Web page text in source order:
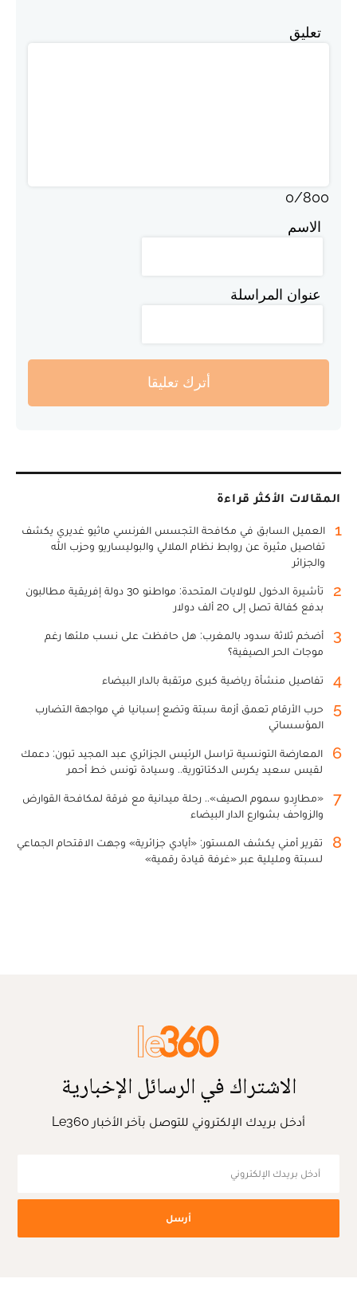
تعليق
0/800
الاسم
عنوان المراسلة
أترك تعليقا
المقالات الأكثر قراءة
1
العميل السابق في مكافحة التجسس الفرنسي ماثيو غديري يكشف
تفاصيل مثيرة عن روابط نظام الملالي والبوليساريو وحزب الله
والجزائر
2
تأشيرة الدخول للولايات المتحدة: مواطنو 30 دولة إفريقية مطالبون
بدفع كفالة تصل إلى 20 ألف دولار
3
أضخم ثلاثة سدود بالمغرب: هل حافظت على نسب ملئها رغم
موجات الحر الصيفية؟
4 تفاصيل منشأة رياضية كبرى مرتقبة بالدار البيضاء
5
حرب الأرقام تعمق أزمة سبتة وتضع إسبانيا في مواجهة التضارب
المؤسساتي
6
المعارضة التونسية تراسل الرئيس الجزائري عبد المجيد تبون: دعمك
لقيس سعيد يكرس الدكتاتورية.. وسيادة تونس خط أحمر
7
«مطارِدو سموم الصيف».. رحلة ميدانية مع فرقة لمكافحة القوارض
والزواحف بشوارع الدار البيضاء
8
تقرير أمني يكشف المستور: «أيادي جزائرية» وجهت الاقتحام الجماعي
لسبتة ومليلية عبر «غرفة قيادة رقمية»
الاشتراك في الرسائل الإخبارية
أدخل بريدك الإلكتروني للتوصل بآخر الأخبار Le360
أرسل